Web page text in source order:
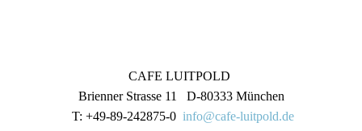
CAFE LUITPOLD
Brienner Strasse 11 D-80333 München
T: +49-89-242875-0 info@cafe-luitpold.de